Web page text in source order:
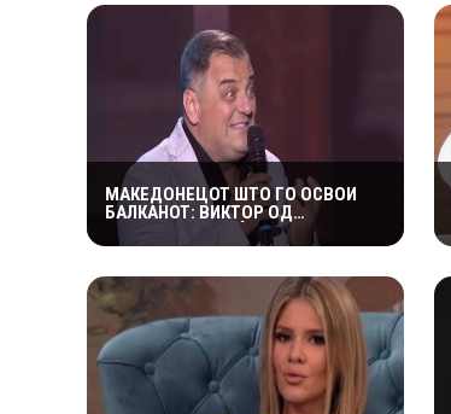
МАКЕДОНЕЦОТ ШТО ГО ОСВОИ
БАЛКАНОТ: ВИКТОР ОД
КУМАНОВО Е МЕЃУ ГЛАВНИТЕ
ФАВОРИТИ ВО „НИКОГАШ НЕ Е